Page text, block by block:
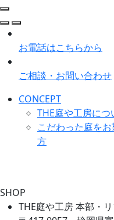
お電話はこちらから
ご相談・お問い合わせ
CONCEPT
THE庭や工房につ
こだわった庭を
方
SHOP
THE庭や工房 本部・